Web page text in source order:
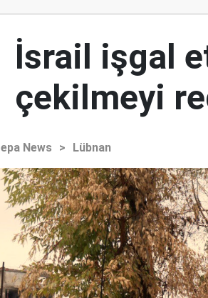
İsrail işgal
çekilmeyi
News > Lübnan